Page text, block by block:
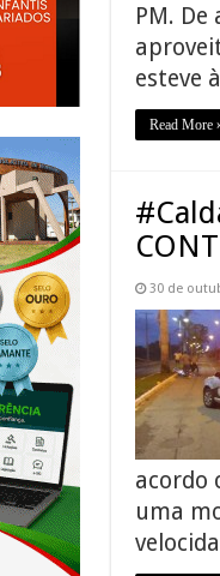
PM.
esteve
Read More
30 de
acordo
uma